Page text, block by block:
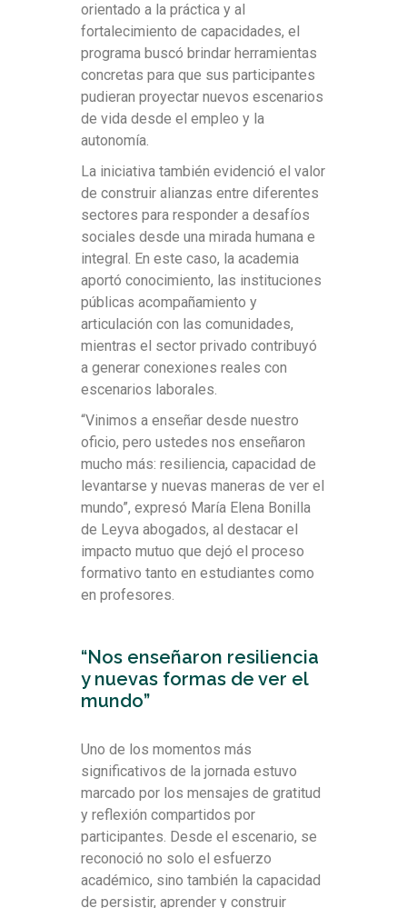
orientado a la práctica y al
fortalecimiento de capacidades, el
programa buscó brindar herramientas
concretas para que sus participantes
pudieran proyectar nuevos escenarios
de vida desde el empleo y la
autonomía.
La iniciativa también evidenció el valor
de construir alianzas entre diferentes
sectores para responder a desafíos
sociales desde una mirada humana e
integral. En este caso, la academia
aportó conocimiento, las instituciones
públicas acompañamiento y
articulación con las comunidades,
mientras el sector privado contribuyó
a generar conexiones reales con
escenarios laborales.
“Vinimos a enseñar desde nuestro
oficio, pero ustedes nos enseñaron
mucho más: resiliencia, capacidad de
levantarse y nuevas maneras de ver el
mundo”, expresó María Elena Bonilla
de Leyva abogados, al destacar el
impacto mutuo que dejó el proceso
formativo tanto en estudiantes como
en profesores.
“Nos enseñaron resiliencia
y nuevas formas de ver el
mundo”
Uno de los momentos más
significativos de la jornada estuvo
marcado por los mensajes de gratitud
y reflexión compartidos por
participantes. Desde el escenario, se
reconoció no solo el esfuerzo
académico, sino también la capacidad
de persistir, aprender y construir